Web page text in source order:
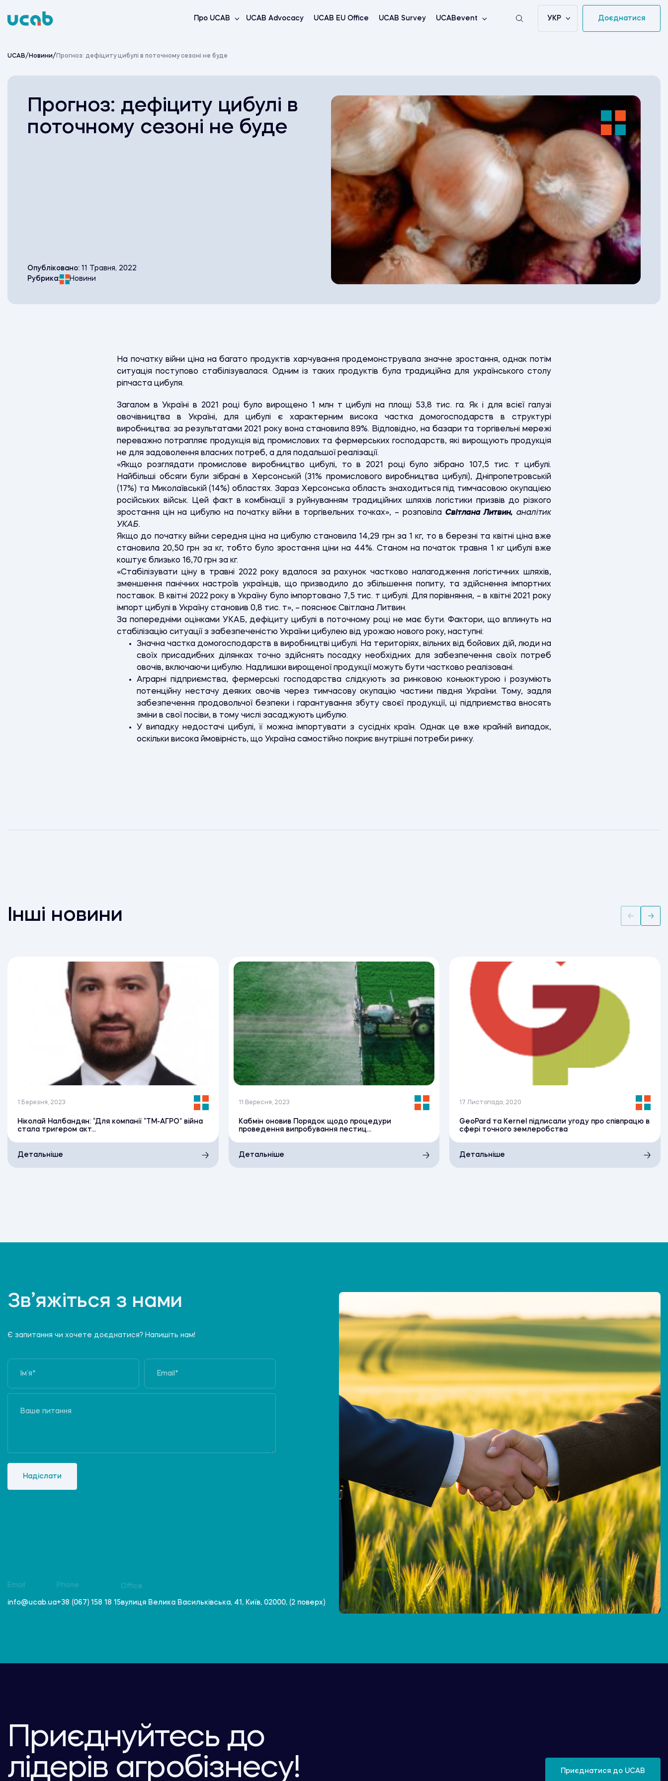
to
Про UCAB UCAB Advocacy UCAB EU Office UCAB Survey UCABevent УКР Доєднатися
UCAB/ Новини/ Прогноз: дефіциту цибулі в поточному сезоні не буде
Прогноз: дефіциту цибулі в
поточному сезоні не буде
Опубліковано: 11 Травня, 2022
Рубрика:
Новини
На початку війни ціна на багато продуктів харчування продемонструвала значне зростання, однак потім
ситуація поступово стабілізувалася. Одним із таких продуктів була традиційна для українського столу
ріпчаста цибуля.
Загалом в Україні в 2021 році було вирощено 1 млн т цибулі на площі 53,8 тис. га. Як і для всієї галузі
овочівництва в Україні, для цибулі є характерним висока частка домогосподарств в структурі
виробництва: за результатами 2021 року вона становила 89%. Відповідно, на базари та торгівельні мережі
переважно потрапляє продукція від промислових та фермерських господарств, які вирощують продукція
не для задоволення власних потреб, а для подальшої реалізації.
«Якщо розглядати промислове виробництво цибулі, то в 2021 році було зібрано 107,5 тис. т цибулі.
Найбільші обсяги були зібрані в Херсонській (31% промислового виробництва цибулі), Дніпропетровській
(17%) та Миколаївській (14%) областях. Зараз Херсонська область знаходиться під тимчасовою окупацією
російських військ. Цей факт в комбінації з руйнуванням традиційних шляхів логістики призвів до різкого
зростання цін на цибулю на початку війни в торгівельних точках», – розповіла Світлана Литвин, аналітик
УКАБ.
Якщо до початку війни середня ціна на цибулю становила 14,29 грн за 1 кг, то в березні та квітні ціна вже
становила 20,50 грн за кг, тобто було зростання ціни на 44%. Станом на початок травня 1 кг цибулі вже
коштує близько 16,70 грн за кг.
«Стабілізувати ціну в травні 2022 року вдалося за рахунок частково налагодження логістичних шляхів,
зменшення панічних настроїв українців, що призводило до збільшення попиту, та здійснення імпортних
поставок. В квітні 2022 року в Україну було імпортовано 7,5 тис. т цибулі. Для порівняння, – в квітні 2021 року
імпорт цибулі в Україну становив 0,8 тис. т», – пояснює Світлана Литвин.
За попередніми оцінками УКАБ, дефіциту цибулі в поточному році не має бути. Фактори, що вплинуть на
стабілізацію ситуації з забезпеченістю України цибулею від урожаю нового року, наступні:
Значна частка домогосподарств в виробництві цибулі. На територіях, вільних від бойових дій, люди на
своїх присадибних ділянках точно здійснять посадку необхідних для забезпечення своїх потреб
овочів, включаючи цибулю. Надлишки вирощеної продукції можуть бути частково реалізовані.
Аграрні підприємства, фермерські господарства слідкують за ринковою коньюктурою і розуміють
потенційну нестачу деяких овочів через тимчасову окупацію частини півдня України. Тому, задля
забезпечення продовольчої безпеки і гарантування збуту своєї продукції, ці підприємства вносять
зміни в свої посіви, в тому числі засаджують цибулю.
У випадку недостачі цибулі, її можна імпортувати з сусідніх країн. Однак це вже крайній випадок,
оскільки висока ймовірність, що Україна самостійно покриє внутрішні потреби ринку.
Інші новини
1 Березня, 2023
Ніколай Налбандян: “Для компанії “ТМ-АГРО” війна
стала тригером акт...
Детальніше
11 Вересня, 2023
Кабмін оновив Порядок щодо процедури
проведення випробування пестиц...
Детальніше
17 Листопада, 2020
GeoPard та Kernel підписали угоду про співпрацю в
сфері точного землеробства
Детальніше
Зв’яжіться з нами
Є запитання чи хочете доєднатися? Напишіть нам!
Надіслати
Email
info@ucab.ua
Phone
+38 (067) 158 18 15
Office
вулиця Велика Васильківська, 41, Київ, 02000, (2 поверх)
Приєднуйтесь до
лідерів агробізнесу!
Приєднатися до UCAB